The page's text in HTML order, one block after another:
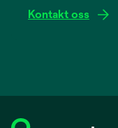
Kontakt oss